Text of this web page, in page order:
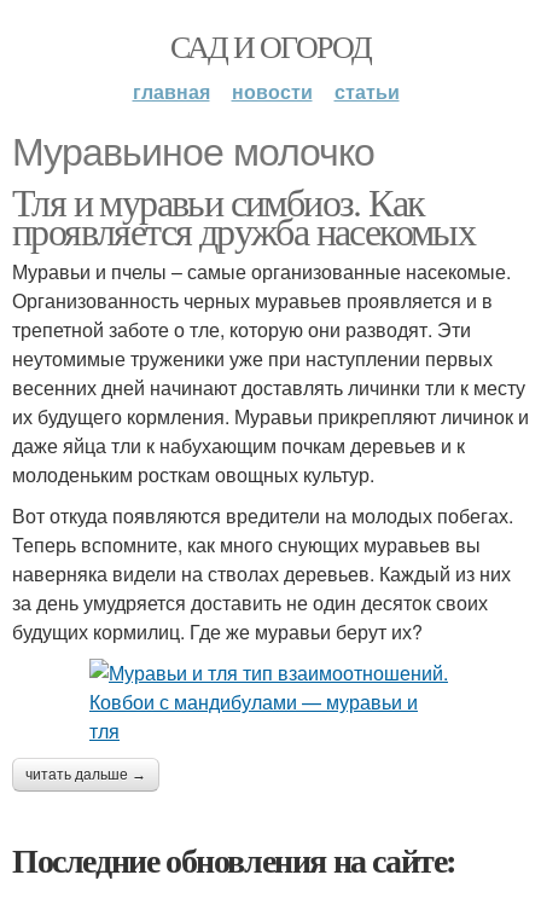
САД И ОГОРОД
главная новости статьи
Муравьиное молочко
Тля и муравьи симбиоз. Как
проявляется дружба насекомых
Муравьи и пчелы – самые организованные насекомые.
Организованность черных муравьев проявляется и в
трепетной заботе о тле, которую они разводят. Эти
неутомимые труженики уже при наступлении первых
весенних дней начинают доставлять личинки тли к месту
их будущего кормления. Муравьи прикрепляют личинок и
даже яйца тли к набухающим почкам деревьев и к
молоденьким росткам овощных культур.
Вот откуда появляются вредители на молодых побегах.
Теперь вспомните, как много снующих муравьев вы
наверняка видели на стволах деревьев. Каждый из них
за день умудряется доставить не один десяток своих
будущих кормилиц. Где же муравьи берут их?
читать дальше →
Последние обновления на сайте: